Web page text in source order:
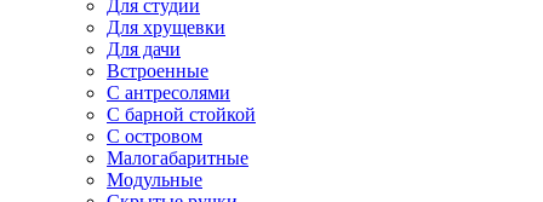
Для студии
Для хрущевки
Для дачи
Встроенные
С антресолями
С барной стойкой
С островом
Малогабаритные
Модульные